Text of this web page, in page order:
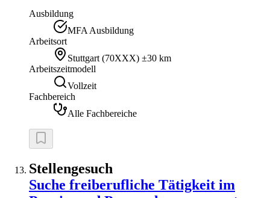
Ausbildung
MFA Ausbildung
Arbeitsort
Stuttgart (70XXX) ±30 km
Arbeitszeitmodell
Vollzeit
Fachbereich
Alle Fachbereiche
Stellengesuch
Suche freiberufliche Tätigkeit im